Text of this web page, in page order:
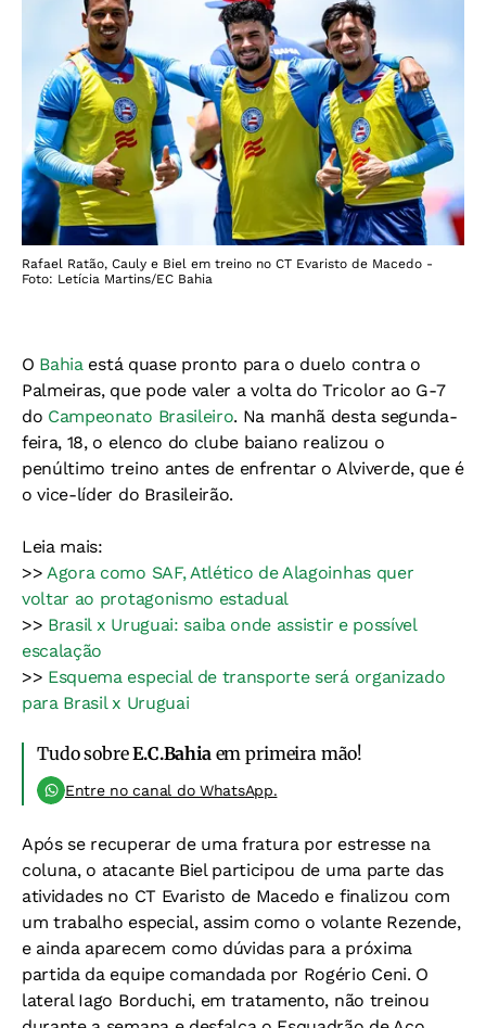
Rafael Ratão, Cauly e Biel em treino no CT Evaristo de Macedo -
Foto: Letícia Martins/EC Bahia
O Bahiaestá quase pronto para o duelo contra o
Palmeiras, que pode valer a volta do Tricolor ao G-7
do Campeonato Brasileiro. Na manhã desta segunda-
feira, 18, o elenco do clube baiano realizou o
penúltimo treino antes de enfrentar o Alviverde, que é
o vice-líder do Brasileirão.
Leia mais:
>>Agora como SAF, Atlético de Alagoinhas quer
voltar ao protagonismo estadual
>> Brasil x Uruguai: saiba onde assistir e possível
escalação
>> Esquema especial de transporte será organizado
para Brasil x Uruguai
Tudo sobreE.C.Bahiaem primeira mão!
Entre no canal do WhatsApp.
Após se recuperar de uma fratura por estresse na
coluna, o atacante Biel participou de uma parte das
atividades no CT Evaristo de Macedo e finalizou com
um trabalho especial, assim como o volante Rezende,
e ainda aparecem como dúvidas para a próxima
partida da equipe comandada por Rogério Ceni. O
lateral Iago Borduchi, em tratamento, não treinou